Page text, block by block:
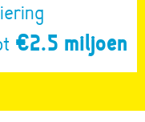
€2.5 miljoen